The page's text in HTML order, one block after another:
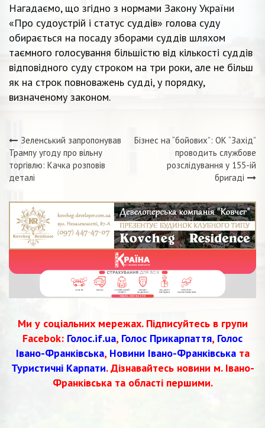
Нагадаємо, що згідно з нормами Закону України
«Про судоустрій і статус суддів» голова суду
обирається на посаду зборами суддів шляхом
таємного голосування більшістю від кількості суддів
відповідного суду строком на три роки, але не більш
як на строк повноважень судді, у порядку,
визначеному законом.
Навігація
записів
Зеленський запропонував
Трампу угоду про вільну
торгівлю: Качка розповів
деталі
Бізнес на “бойових”: ОК “Захід”
проводить службове
розслідування у 155-ій
бригаді
Ми у соціальних мережах. Підписуйтесь в групи
Facebok: Голос.if.ua, Голос Прикарпаття, Голос
Івано-Франківська, Новини Івано-Франківськата
Туристичні Карпати. Дізнавайтесь новини м. Івано-
Франківська та області першими.